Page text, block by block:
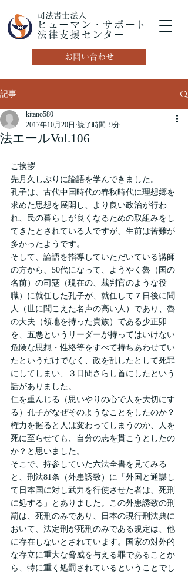
司法書士法人
ヒューマン・サポート
法律支援センター
お問い合わせ
記事
法エールVol.106
kitano580
2017年10月20日 読了時間: 9分
ご挨拶
先月久しぶりに論語を学んできました。
孔子は、古代中国時代の春秋時代に理想郷を
求めた思想を展開し、より良い政治が行わ
れ、民の暮らしが良くなるための取組みをし
てきたとされている人ですが、生前は苦難が
多かったようです。
そして、論語を指導していただいている講師
の方から、50代になって、ようやく魯（国の
名前）の司冦（現在の、裁判官のような役
職）に就任した孔子が、就任して７日後に聞
人（世に聞こえた名声の高い人）であり、魯
の大夫（領地を持った貴族）である少正卯
を、五悪というリーダーが持ってはいけない
危険な思想・性格等をすべて持ちあわせてい
たというだけでなく、政を乱したとして死罪
にしてしまい、３日間さらし首にしたという
話がありました。
仁を重んじる（思いやりの心で人を大切にす
る）孔子がなぜそのようなことをしたのか？
権力を握ると人は変わってしまうのか、人を
死に至らせても、自分の志を貫こうとしたの
か？と思いました。
そこで、持参していた六法全書を見てみる
と、刑法81条（外患誘致）に「外国と通謀し
て日本国に対し武力を行使させた者は、死刑
に処する」とありました。この外患誘致の刑
罰は、死刑のみであり、日本の現行刑法典に
おいて、法定刑が死刑のみである規定は、他
に存在しないとされています。国家の対外的
な存立に重大な脅威を与える罪であることか
ら、特に重く処罰されているということでし